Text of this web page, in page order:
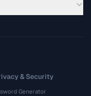
& Security
Generator